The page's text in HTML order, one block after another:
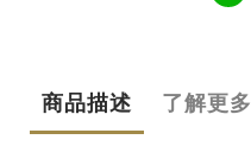
商品描述 了解更多